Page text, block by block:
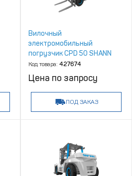
Вилочный
электромобильный
погрузчик CPD 50 SHANN
Код товара: 427674
Цена по запросу
ПОД ЗАКАЗ